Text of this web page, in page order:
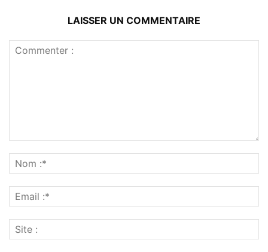
LAISSER UN COMMENTAIRE